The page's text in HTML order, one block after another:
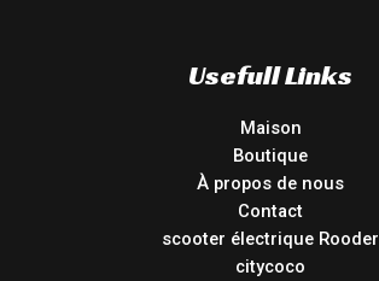
Usefull Links
Maison
Boutique
À propos de nous
Contact
scooter électrique Rooder
citycoco